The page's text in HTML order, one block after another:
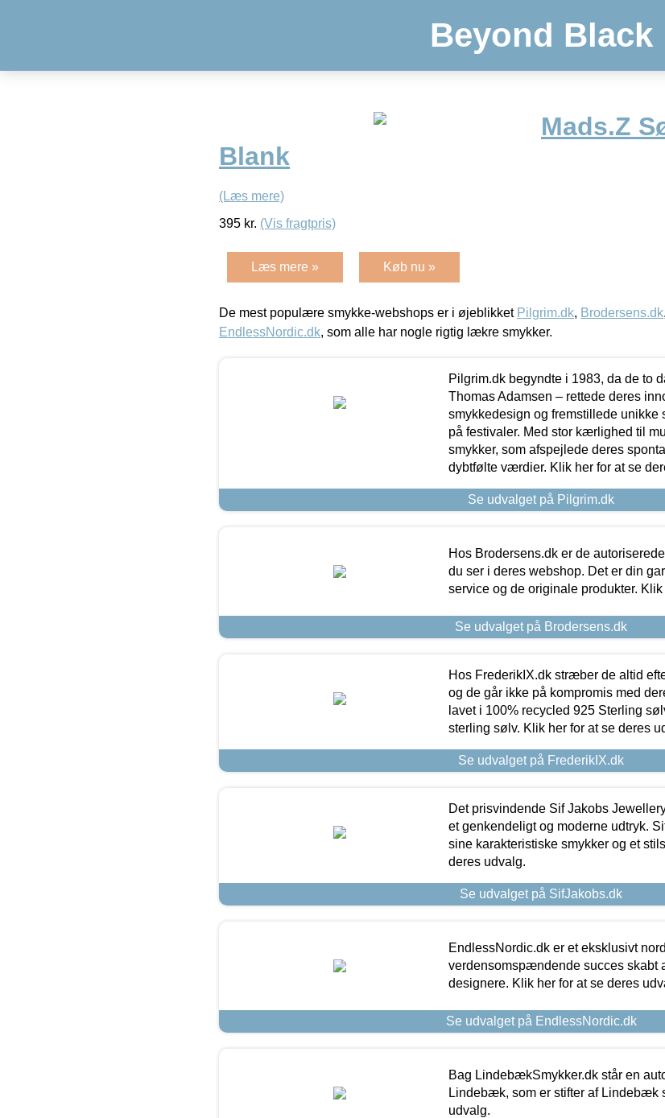
Beyond Black
Mads.Z
Blank
(Læs mere)
395 kr. (Vis fragtpris)
Læs mere » Køb nu »
De mest populære smykke-webshops er i øjeblikket Pilgrim.dk, Brodersens.dk,
EndlessNordic.dk, som alle har nogle rigtig lækre smykker.
Pilgrim.dk begyndte i 1983, da de to
Thomas Adamsen – rettede deres
smykkedesign og fremstillede unikke
på festivaler. Med stor kærlighed til
smykker, som afspejlede deres
dybtfølte værdier. Klik her for at se
Se udvalget på Pilgrim.dk
Hos Brodersens.dk er de
du ser i deres webshop. Det er din
service og de originale produkter.
Se udvalget på Brodersens.dk
Hos FrederikIX.dk stræber de altid
og de går ikke på kompromis med
lavet i 100% recycled 925 Sterling
sterling sølv. Klik her for at se deres
Se udvalget på FrederikIX.dk
Det prisvindende Sif Jakobs
et genkendeligt og moderne udtryk.
sine karakteristiske smykker og et
deres udvalg.
Se udvalget på SifJakobs.dk
EndlessNordic.dk er et eksklusivt
verdensomspændende succes skabt
designere. Klik her for at se deres
Se udvalget på EndlessNordic.dk
Bag LindebækSmykker.dk står en
Lindebæk, som er stifter af Lindebæk
udvalg.